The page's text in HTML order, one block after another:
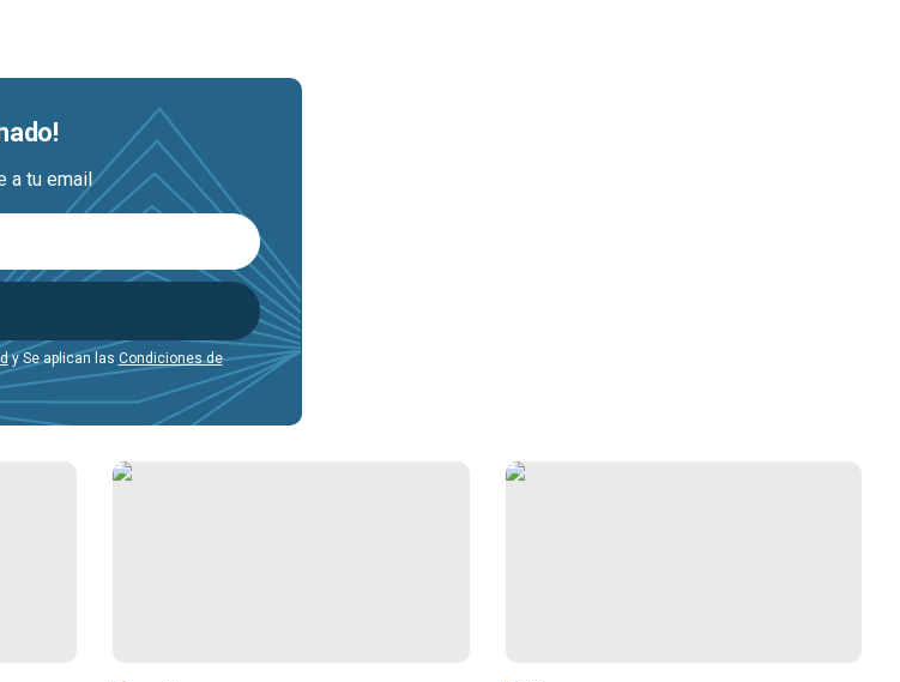
a tu email
y Se aplican las Condiciones de